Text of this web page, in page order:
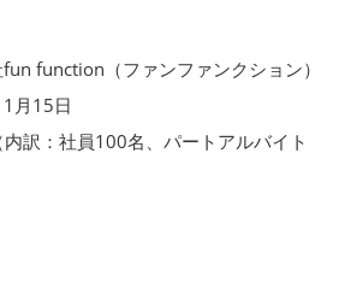
（ファンファンクション）
15日
訳：社員100名、パートアルバイト